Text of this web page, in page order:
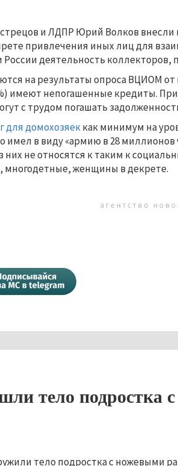
и ЛДПР Юрий Волков внесли
привлечения иных лиц для
деятельность коллекторов,
на результаты опроса ВЦИОМ от
имеют непогашенные кредиты.
с трудом погашать
для домохозяеккак минимум на
имел в виду «армию в 28 миллионов
не относятся к таким к
многодетные, женщины в декрете.
тело подростка
тело подростка с ножевыми